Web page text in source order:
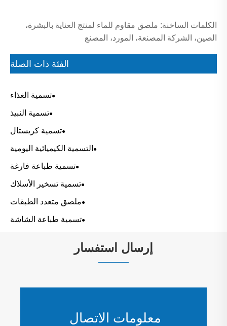
الكلمات الساخنة: ملصق مقاوم للماء لمنتج العناية بالبشرة،
الصين، الشركة المصنعة، المورد، المصنع
الفئة ذات الصلة
تسمية الغذاء
تسمية النبيذ
تسمية كريستال
التسمية الكيميائية اليومية
تسمية طباعة فارغة
تسمية تسخير الأسلاك
ملصق متعدد الطبقات
تسمية طباعة الشاشة
إرسال استفسار
معلومات الاتصال